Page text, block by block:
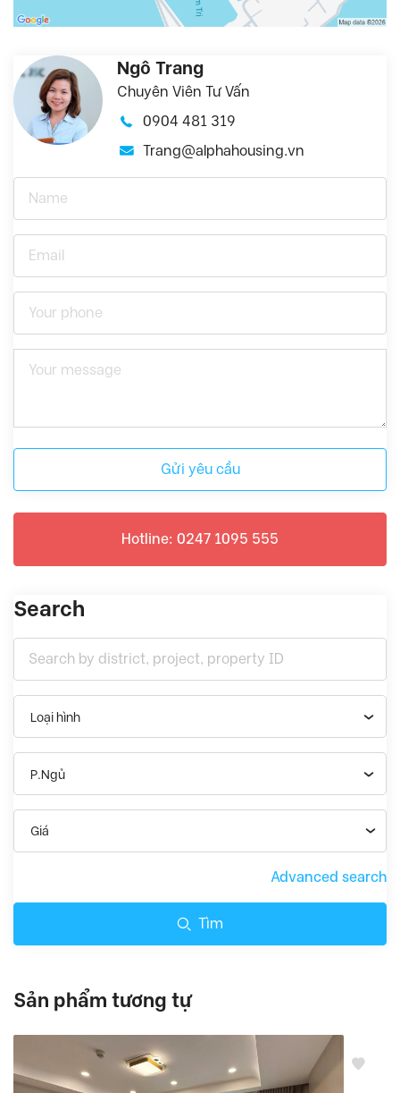
Ngô Trang
Chuyên Viên Tư Vấn
0904 481 319
Trang@alphahousing.vn
Gửi yêu cầu
Hotline: 0247 1095 555
Search
Loại hình
P.Ngủ
Giá
Advanced search
Tìm
Sản phẩm tương tự